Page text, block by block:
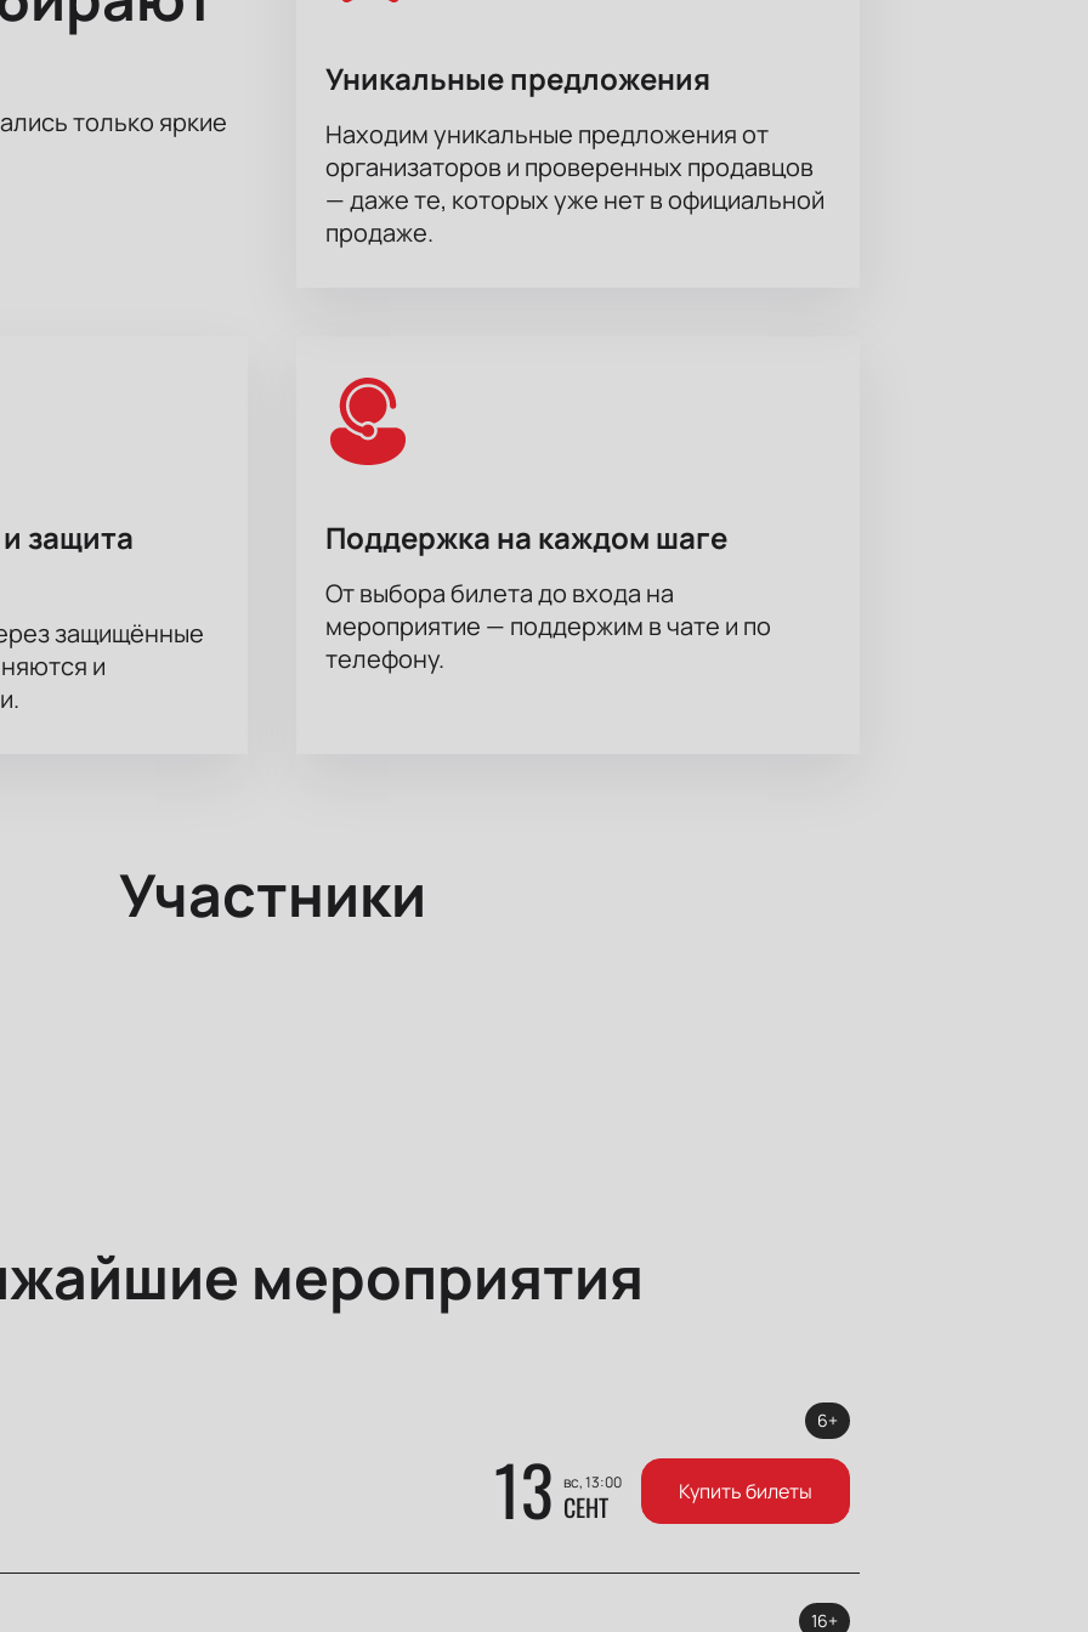
только яркие
Уникальные предложения
Находим уникальные предложения от
организаторов и проверенных продавцов
— даже те, которых уже нет в официальной
продаже.
защита
защищённые
и
Поддержка на каждом шаге
От выбора билета до входа на
мероприятие — поддержим в чате и по
телефону.
Участники
мероприятия
13 вс, 13:00
СЕНТ
6+
Купить билеты
16+